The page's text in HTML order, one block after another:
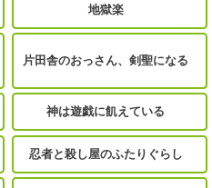
地獄楽
片田舎のおっさん、剣聖になる
神は遊戯に飢えている
忍者と殺し屋のふたりぐらし